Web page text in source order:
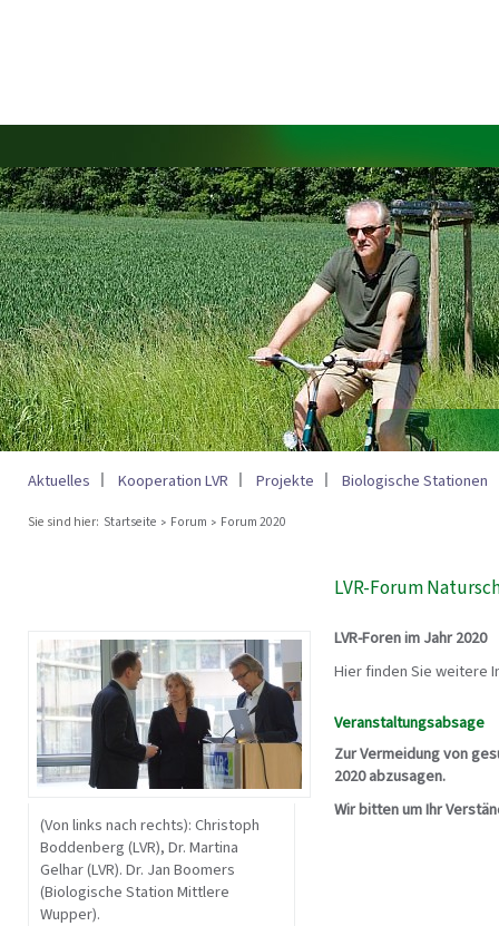
Aktuelles Kooperation LVR Projekte Biologische Stationen
Sie sind hier: Startseite Forum Forum 2020
LVR-Forum
(Von links nach rechts): Christoph
Boddenberg (LVR), Dr. Martina
Gelhar (LVR). Dr. Jan Boomers
(Biologische Station Mittlere
Wupper).
LVR-Foren im Jahr 2020
Hier finden Sie weitere
Veranstaltungsabsage
Zur Vermeidung von
2020 abzusagen.
Wir bitten um Ihr